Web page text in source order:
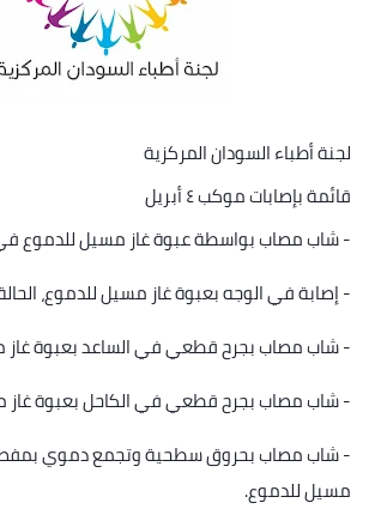
علوم وبحوث
فيديو
مواضيع عامة
لجنة أطباء السودان المركزية
قائمة بإصابات موكب ٤ أبريل
-شاب مصاب بواسطة عبوة غاز مسيل للدموع
-إصابة في الوجه بعبوة غاز مسيل للدموع،
-شاب مصاب بجرح قطعي في الساعد بعبوة غاز
-شاب مصاب بجرح قطعي في الكاحل بعبوة غاز
-شاب مصاب بحروق سطحية وتجمع دموي بمفصل
مسيل للدموع.